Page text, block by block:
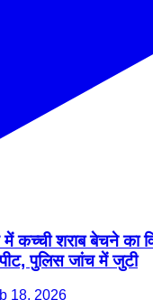
में कच्ची शराब बेचने का
पुलिस जांच में जुटी
18, 2026